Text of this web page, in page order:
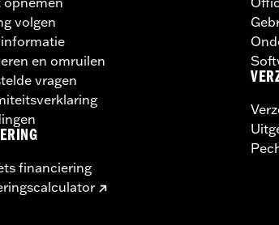
volgen
en omruilen
vragen
financiering